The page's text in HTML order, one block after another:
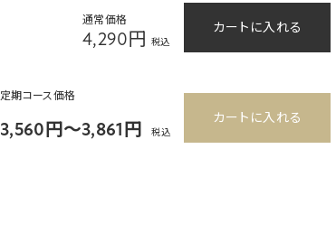
通常価格
4,290円 税込
カートに入れる
定期コース価格
3,560円～3,861円 税込
カートに入れる